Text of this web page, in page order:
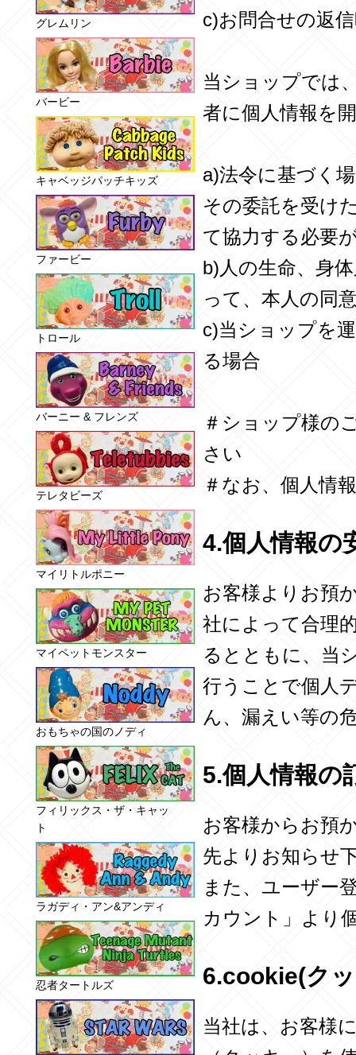
c)お問合せの返
当ショップでは
者に個人情報を
a)法令に基づく
その委託を受け
て協力する必要
b)人の生命、身
って、本人の同
c)当ショップを
る場合
＃ショップ様の
さい
＃なお、個人情
4.個人情報の
お客様よりお預
社によって合理
るとともに、当
行うことで個人
ん、漏えい等の
5.個人情報の
お客様からお預
先よりお知らせ
また、ユーザー
カウント」より
6.cookie(ク
当社は、お客様
グレムリン
バービー
キャベッジパッチキッズ
ファービー
トロール
バーニー & フレンズ
テレタビーズ
マイリトルポニー
マイペットモンスター
おもちゃの国のノディ
フィリックス・ザ・キャッ
ト
ラガディ・アン&アンディ
忍者タートルズ